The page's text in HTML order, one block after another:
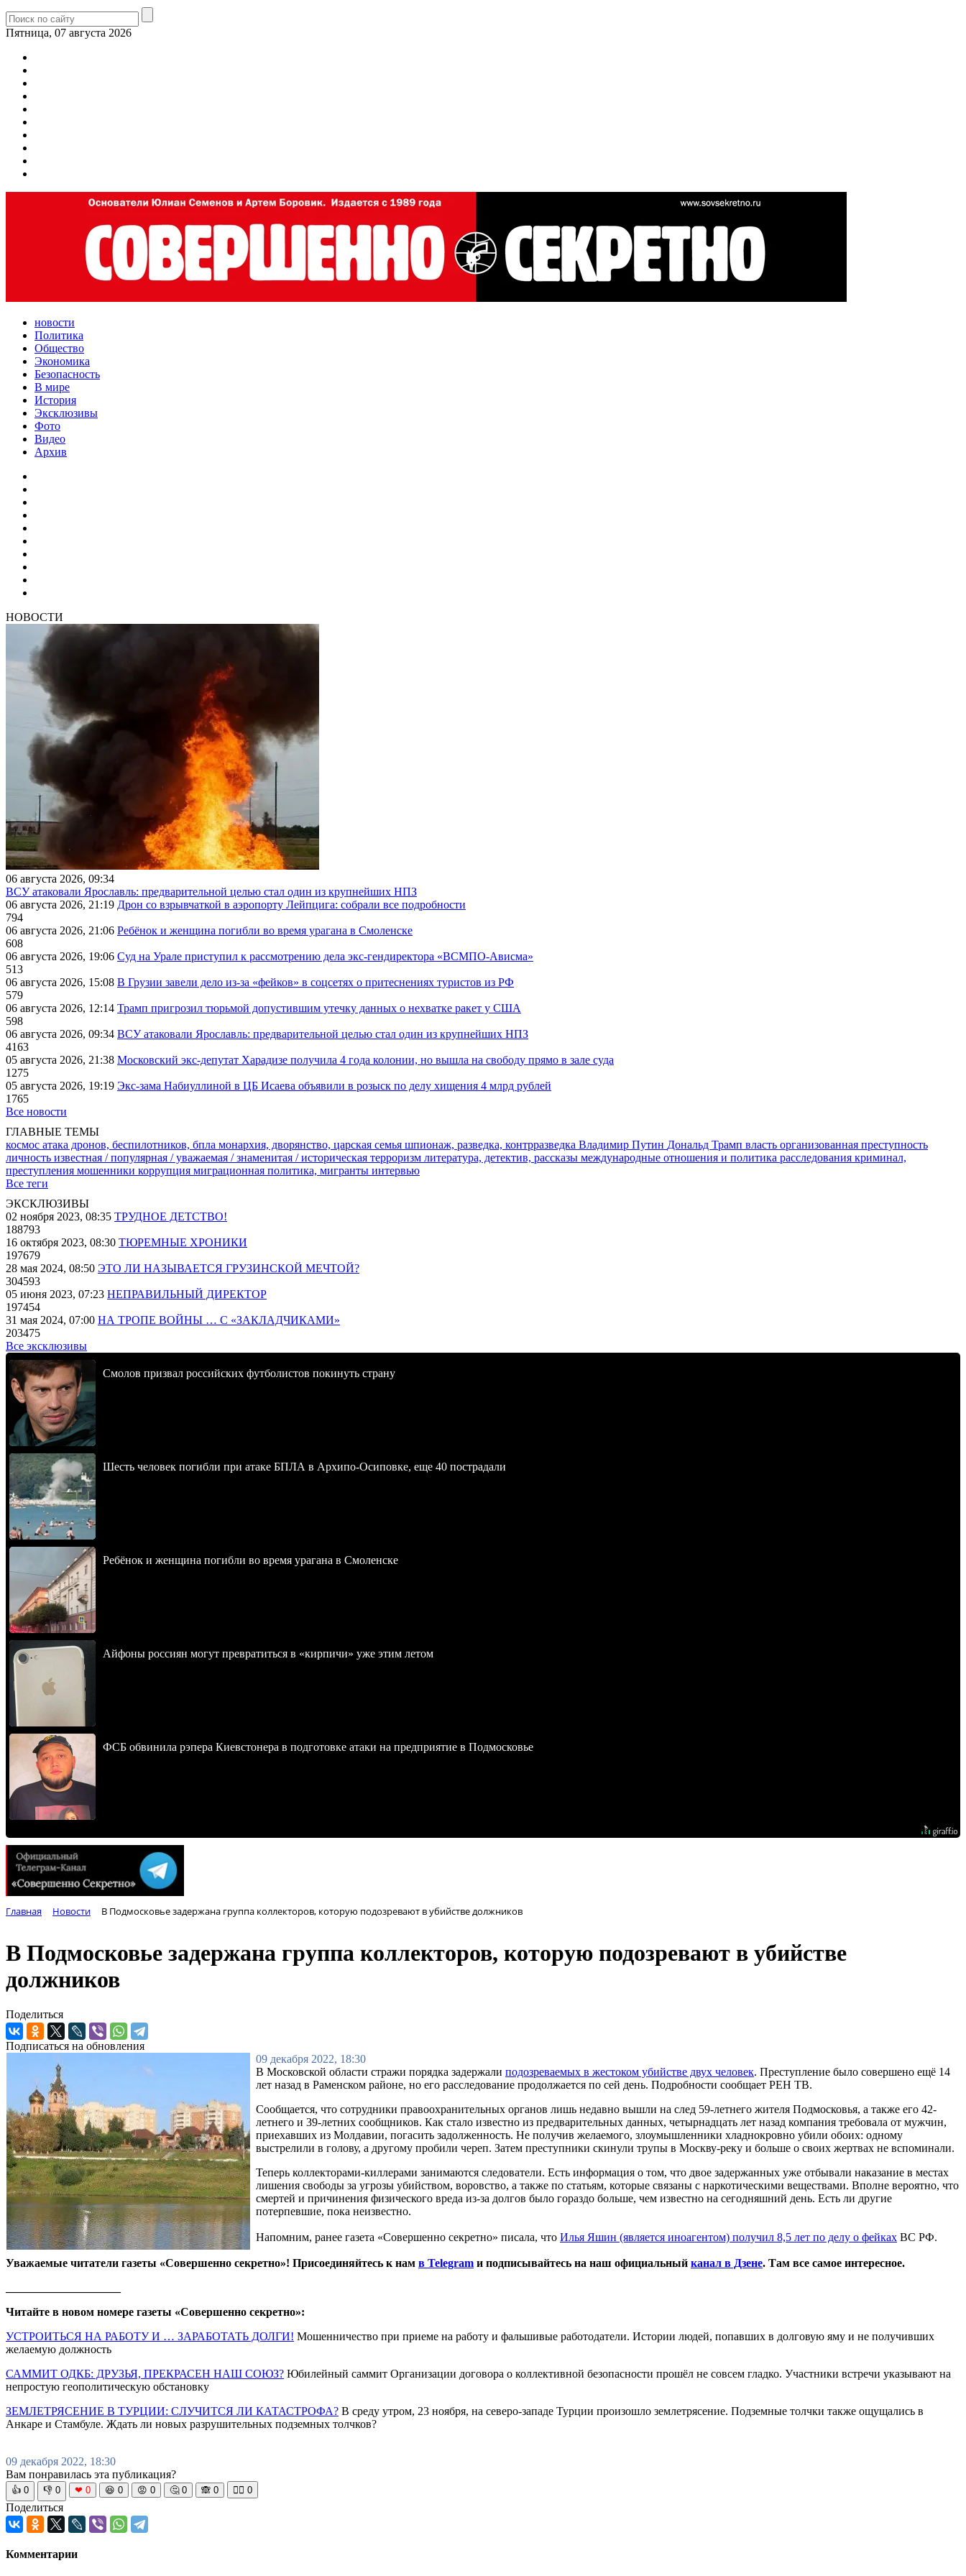
Пятница, 07 августа 2026
новости
Политика
Общество
Экономика
Безопасность
В мире
История
Эксклюзивы
Фото
Видео
Архив
НОВОСТИ
06 августа 2026, 09:34
ВСУ атаковали Ярославль: предварительной целью стал один из крупнейших НПЗ
06 августа 2026, 21:19 Дрон со взрывчаткой в аэропорту Лейпцига: собрали все подробности
794
06 августа 2026, 21:06 Ребёнок и женщина погибли во время урагана в Смоленске
608
06 августа 2026, 19:06 Суд на Урале приступил к рассмотрению дела экс-гендиректора «ВСМПО-Ависма»
513
06 августа 2026, 15:08 В Грузии завели дело из-за «фейков» в соцсетях о притеснениях туристов из РФ
579
06 августа 2026, 12:14 Трамп пригрозил тюрьмой допустившим утечку данных о нехватке ракет у США
598
06 августа 2026, 09:34 ВСУ атаковали Ярославль: предварительной целью стал один из крупнейших НПЗ
4163
05 августа 2026, 21:38 Московский экс-депутат Харадизе получила 4 года колонии, но вышла на свободу прямо в зале суда
1275
05 августа 2026, 19:19 Экс-зама Набиуллиной в ЦБ Исаева объявили в розыск по делу хищения 4 млрд рублей
1765
Все новости
ГЛАВНЫЕ ТЕМЫ
космос атака дронов, беспилотников, бпла монархия, дворянство, царская семья шпионаж, разведка, контрразведка Владимир Путин Дональд Трамп власть организованная преступность
личность известная / популярная / уважаемая / знаменитая / историческая терроризм литература, детектив, рассказы международные отношения и политика расследования криминал,
преступления мошенники коррупция миграционная политика, мигранты интервью
Все теги
ЭКСКЛЮЗИВЫ
02 ноября 2023, 08:35 ТРУДНОЕ ДЕТСТВО!
188793
16 октября 2023, 08:30 ТЮРЕМНЫЕ ХРОНИКИ
197679
28 мая 2024, 08:50 ЭТО ЛИ НАЗЫВАЕТСЯ ГРУЗИНСКОЙ МЕЧТОЙ?
304593
05 июня 2023, 07:23 НЕПРАВИЛЬНЫЙ ДИРЕКТОР
197454
31 мая 2024, 07:00 НА ТРОПЕ ВОЙНЫ … С «ЗАКЛАДЧИКАМИ»
203475
Все эксклюзивы
Смолов призвал российских футболистов покинуть страну
Шесть человек погибли при атаке БПЛА в Архипо-Осиповке, еще 40 пострадали
Ребёнок и женщина погибли во время урагана в Смоленске
Айфоны россиян могут превратиться в «кирпичи» уже этим летом
ФСБ обвинила рэпера Киевстонера в подготовке атаки на предприятие в Подмосковье
Главная Новости В Подмосковье задержана группа коллекторов, которую подозревают в убийстве должников
В Подмосковье задержана группа коллекторов, которую подозревают в убийстве
должников
Поделиться
Подписаться на обновления
09 декабря 2022, 18:30
В Московской области стражи порядка задержали подозреваемых в жестоком убийстве двух человек. Преступление было совершено ещё 14
лет назад в Раменском районе, но его расследование продолжается по сей день. Подробности сообщает РЕН ТВ.
Сообщается, что сотрудники правоохранительных органов лишь недавно вышли на след 59-летнего жителя Подмосковья, а также его 42-
летнего и 39-летних сообщников. Как стало известно из предварительных данных, четырнадцать лет назад компания требовала от мужчин,
приехавших из Молдавии, погасить задолженность. Не получив желаемого, злоумышленники хладнокровно убили обоих: одному
выстрелили в голову, а другому пробили череп. Затем преступники скинули трупы в Москву-реку и больше о своих жертвах не вспоминали.
Теперь коллекторами-киллерами занимаются следователи. Есть информация о том, что двое задержанных уже отбывали наказание в местах
лишения свободы за угрозы убийством, воровство, а также по статьям, которые связаны с наркотическими веществами. Вполне вероятно, что
смертей и причинения физического вреда из-за долгов было гораздо больше, чем известно на сегодняшний день. Есть ли другие
потерпевшие, пока неизвестно.
Напомним, ранее газета «Совершенно секретно» писала, что Илья Яшин (является иноагентом) получил 8,5 лет по делу о фейках ВС РФ.
Уважаемые читатели газеты «Совершенно секретно»! Присоединяйтесь к нам в Telegram и подписывайтесь на наш официальный канал в Дзене. Там все самое интересное.
Читайте в новом номере газеты «Совершенно секретно»:
УСТРОИТЬСЯ НА РАБОТУ И … ЗАРАБОТАТЬ ДОЛГИ! Мошенничество при приеме на работу и фальшивые работодатели. Истории людей, попавших в долговую яму и не получивших
желаемую должность
САММИТ ОДКБ: ДРУЗЬЯ, ПРЕКРАСЕН НАШ СОЮЗ? Юбилейный саммит Организации договора о коллективной безопасности прошёл не совсем гладко. Участники встречи указывают на
непростую геополитическую обстановку
ЗЕМЛЕТРЯСЕНИЕ В ТУРЦИИ: СЛУЧИТСЯ ЛИ КАТАСТРОФА? В среду утром, 23 ноября, на северо-западе Турции произошло землетрясение. Подземные толчки также ощущались в
Анкаре и Стамбуле. Ждать ли новых разрушительных подземных толчков?
09 декабря 2022, 18:30
Вам понравилась эта публикация?
👍 0 👎 0 ❤ 0 😆 0 😡 0 🤔 0 🙈 0 🧘‍♀️ 0
Поделиться
Комментарии